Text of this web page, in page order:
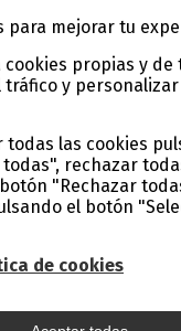
para mejorar tu
cookies propias y de
tráfico y
todas las cookies
rechazar
"Rechazar
el botón
de cookies
vínculos con
en Sipopo
y práctica en el
de